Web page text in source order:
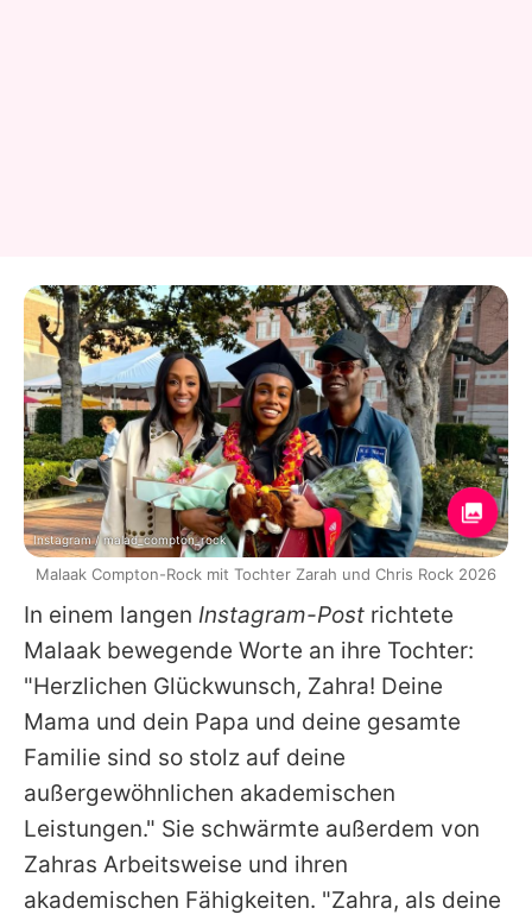
In einem langen Instagram-Post richtete
Malaak bewegende Worte an ihre Tochter:
"Herzlichen Glückwunsch, Zahra! Deine
Mama und dein Papa und deine gesamte
Familie sind so stolz auf deine
außergewöhnlichen akademischen
Leistungen." Sie schwärmte außerdem von
Zahras Arbeitsweise und ihren
akademischen Fähigkeiten. "Zahra, als deine
Instagram / malad_compton_rock
Malaak Compton-Rock mit Tochter Zarah und Chris Rock 2026